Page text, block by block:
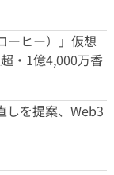
ーヒー）」仮想
・1億4,000万香
しを提案、Web3